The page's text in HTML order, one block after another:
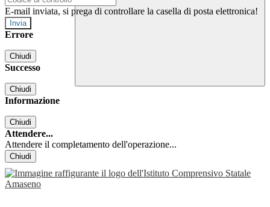
E-mail inviata, si prega di controllare la casella di posta elettronica!
Errore
Chiudi
Successo
Chiudi
Informazione
Chiudi
Attendere...
Attendere il completamento dell'operazione...
Chiudi